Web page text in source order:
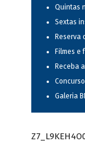
Quintas
Sextas
Reserva
Filmes e
Receba
Galeria